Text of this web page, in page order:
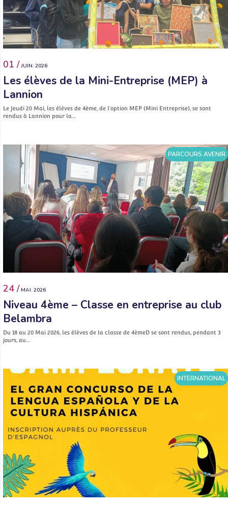
01 / JUIN. 2026
Les élèves de la Mini-Entreprise (MEP) à
Lannion
Le Jeudi 20 Mai, les élèves de 4ème, de l’option MEP (Mini Entreprise), se sont
rendus à Lannion pour la…
PARCOURS AVENIR
24 / MAI. 2026
Niveau 4ème – Classe en entreprise au club
Belambra
Du 18 au 20 Mai 2026, les élèves de la classe de 4èmeD se sont rendus, pendant 3
jours, au…
INTERNATIONAL